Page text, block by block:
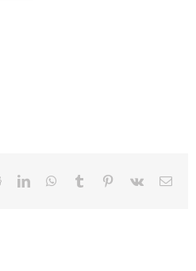
RedditLinkedInWhatsApp
Tumblr Pinterest
Vk
E-